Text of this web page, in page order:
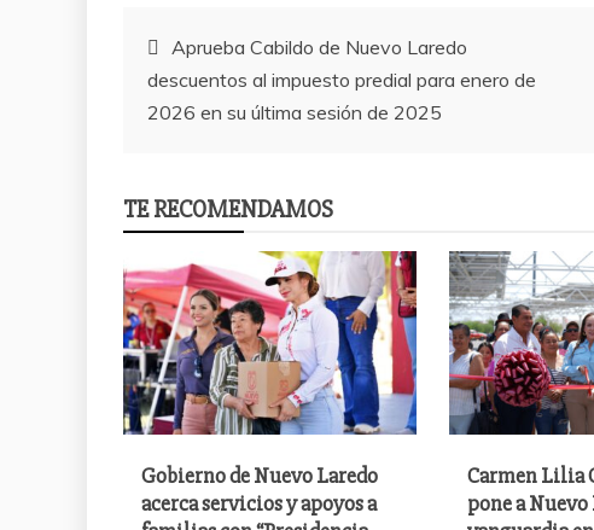
Post
navigation
Aprueba Cabildo de Nuevo Laredo
descuentos al impuesto predial para enero de
2026 en su última sesión de 2025
TE RECOMENDAMOS
Gobierno de Nuevo Laredo
acerca servicios y apoyos a
Carmen Lilia
pone a Nuevo